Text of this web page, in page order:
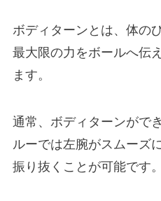
ボディターンとは、体の
最大限の力をボールへ伝
ます。
通常、ボディターンがで
ルーでは左腕がスムーズ
振り抜くことが可能です。